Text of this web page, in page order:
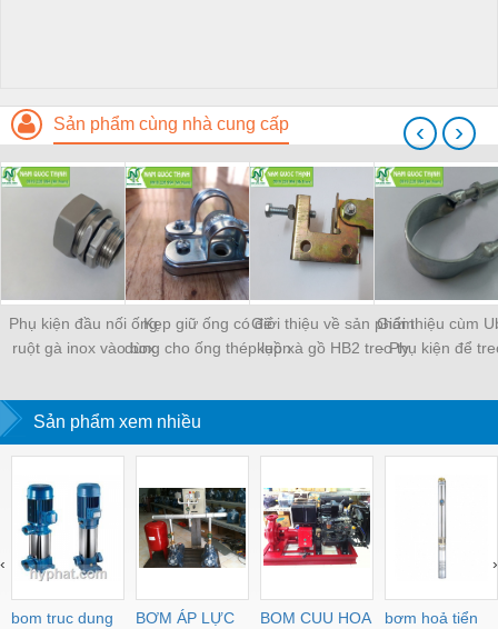
Sản phẩm cùng nhà cung cấp
Phụ kiện đầu nối ống
ruột gà inox vào box
Kẹp giữ ống có đế
dùng cho ống thép luồn
Giới thiệu về sản phẩm
kẹp xà gồ HB2 treo ty
Giới thiệu cùm
- Phụ kiện để
‹ ›
Sản phẩm xem nhiều
bom truc dung
BƠM ÁP LỰC
BOM CUU HOA
bơm hoả tiển
‹ ›